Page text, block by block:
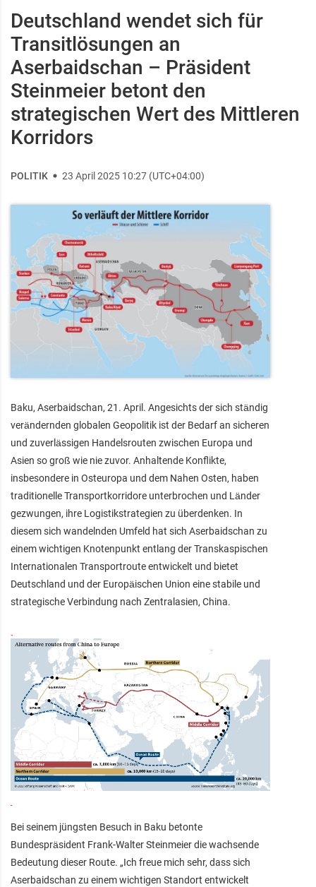
Deutschland wendet sich für
Transitlösungen an
Aserbaidschan – Präsident
Steinmeier betont den
strategischen Wert des Mittleren
Korridors
POLITIK 23 April 2025 10:27 (UTC+04:00)
Baku, Aserbaidschan, 21. April. Angesichts der sich ständig
verändernden globalen Geopolitik ist der Bedarf an sicheren
und zuverlässigen Handelsrouten zwischen Europa und
Asien so groß wie nie zuvor. Anhaltende Konflikte,
insbesondere in Osteuropa und dem Nahen Osten, haben
traditionelle Transportkorridore unterbrochen und Länder
gezwungen, ihre Logistikstrategien zu überdenken. In
diesem sich wandelnden Umfeld hat sich Aserbaidschan zu
einem wichtigen Knotenpunkt entlang der Transkaspischen
Internationalen Transportroute entwickelt und bietet
Deutschland und der Europäischen Union eine stabile und
strategische Verbindung nach Zentralasien, China.
Bei seinem jüngsten Besuch in Baku betonte
Bundespräsident Frank-Walter Steinmeier die wachsende
Bedeutung dieser Route. „Ich freue mich sehr, dass sich
Aserbaidschan zu einem wichtigen Standort entwickelt